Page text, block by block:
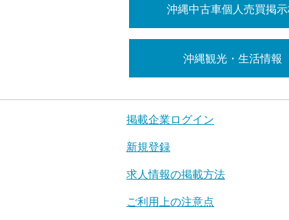
沖縄中古車個人売買掲示
沖縄観光・生活情報
掲載企業ログイン
新規登録
求人情報の掲載方法
ご利用上の注意点